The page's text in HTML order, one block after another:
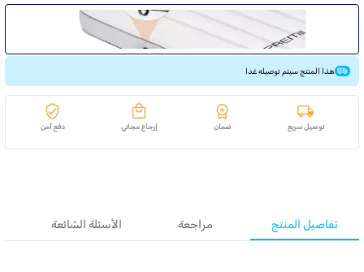
هذا المنتج سيتم توصيله غدا
توصيل سريع ضمان إرجاع مجاني دفع آمن
تفاصيل المنتج مراجعة الأسئلة الشائعة